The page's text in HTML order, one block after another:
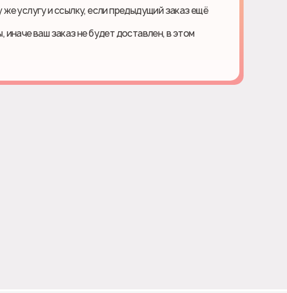
услугу и ссылку, если предыдущий заказ ещё
ваш заказ не будет доставлен, в этом